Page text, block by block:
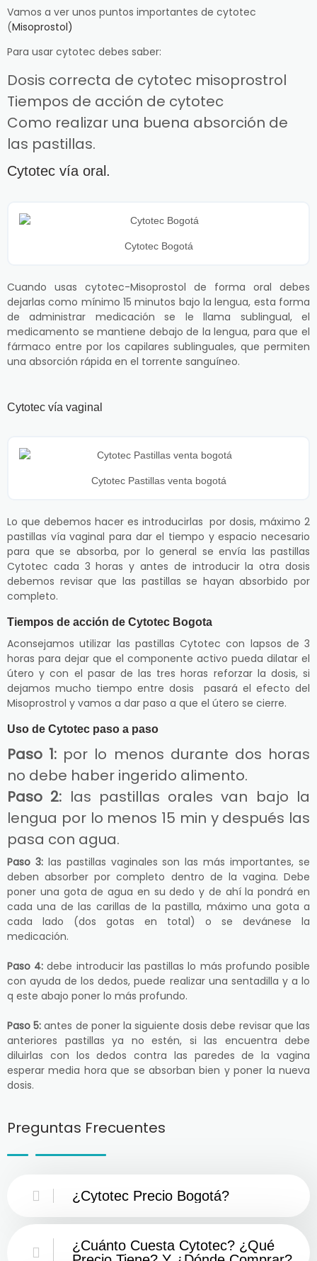
Vamos a ver unos puntos importantes de cytotec
(Misoprostol)
Para usar cytotec debes saber:
Dosis correcta de cytotec misoprostrol
Tiempos de acción de cytotec
Como realizar una buena absorción de
las pastillas.
Cytotec vía oral.
Cytotec Bogotá
Cuando usas cytotec-Misoprostol de forma oral debes
dejarlas como mínimo 15 minutos bajo la lengua, esta forma
de administrar medicación se le llama sublingual, el
medicamento se mantiene debajo de la lengua, para que el
fármaco entre por los capilares sublinguales, que permiten
una absorción rápida en el torrente sanguíneo.
Cytotec vía vaginal
Cytotec Pastillas venta bogotá
Lo que debemos hacer es introducirlas por dosis, máximo 2
pastillas vía vaginal para dar el tiempo y espacio necesario
para que se absorba, por lo general se envía las pastillas
Cytotec cada 3 horas y antes de introducir la otra dosis
debemos revisar que las pastillas se hayan absorbido por
completo.
Tiempos de acción de Cytotec Bogota
Aconsejamos utilizar las pastillas Cytotec con lapsos de 3
horas para dejar que el componente activo pueda dilatar el
útero y con el pasar de las tres horas reforzar la dosis, si
dejamos mucho tiempo entre dosis pasará el efecto del
Misoprostrol y vamos a dar paso a que el útero se cierre.
Uso de Cytotec paso a paso
Paso 1: por lo menos durante dos horas
no debe haber ingerido alimento.
Paso 2: las pastillas orales van bajo la
lengua por lo menos 15 min y después las
pasa con agua.
Paso 3:las pastillas vaginales son las más importantes, se
deben absorber por completo dentro de la vagina. Debe
poner una gota de agua en su dedo y de ahí la pondrá en
cada una de las carillas de la pastilla, máximo una gota a
cada lado (dos gotas en total) o se devánese la
medicación.
Paso 4: debe introducir las pastillas lo más profundo posible
con ayuda de los dedos, puede realizar una sentadilla y a lo
q este abajo poner lo más profundo.
Paso 5: antes de poner la siguiente dosis debe revisar que las
anteriores pastillas ya no estén, si las encuentra debe
diluirlas con los dedos contra las paredes de la vagina
esperar media hora que se absorban bien y poner la nueva
dosis.
Preguntas Frecuentes
¿Cytotec Precio Bogotá?
¿Cuánto Cuesta Cytotec? ¿Qué